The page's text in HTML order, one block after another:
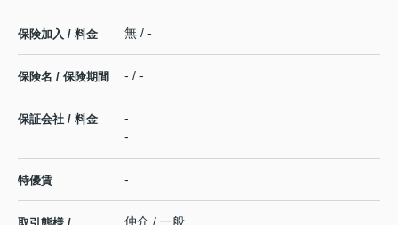
保険加入 / 料金 無 / -
保険名 / 保険期間 - / -
保証会社 / 料金
-
-
特優賃 -
仲介 / 一般